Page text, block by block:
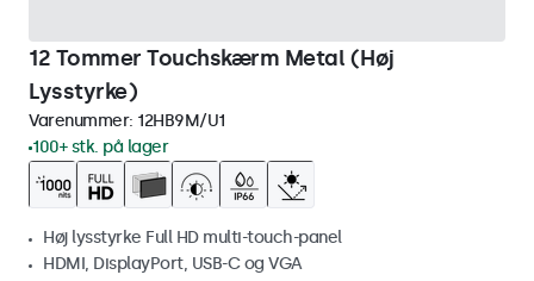
12 Tommer Touchskærm Metal (Høj
Lysstyrke)
Varenummer: 12HB9M/U1
100+ stk. på lager
Høj lysstyrke Full HD multi-touch-panel
HDMI, DisplayPort, USB-C og VGA